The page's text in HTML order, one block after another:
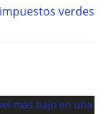
verdes